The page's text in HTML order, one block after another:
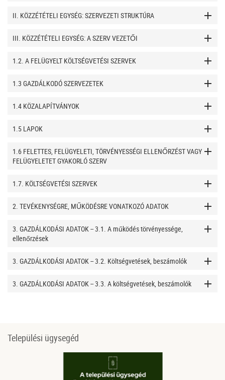
II. KÖZZÉTÉTELI EGYSÉG: SZERVEZETI STRUKTÚRA
III. KÖZZÉTÉTELI EGYSÉG: A SZERV VEZETŐI
1.2. A FELÜGYELT KÖLTSÉGVETÉSI SZERVEK
1.3 GAZDÁLKODÓ SZERVEZETEK
1.4 KÖZALAPÍTVÁNYOK
1.5 LAPOK
1.6 FELETTES, FELÜGYELETI, TÖRVÉNYESSÉGI ELLENŐRZÉST VAGY
FELÜGYELETET GYAKORLÓ SZERV
1.7. KÖLTSÉGVETÉSI SZERVEK
2. TEVÉKENYSÉGRE, MŰKÖDÉSRE VONATKOZÓ ADATOK
3. GAZDÁLKODÁSI ADATOK -- 3.1. A működés törvényessége,
ellenőrzések
3. GAZDÁLKODÁSI ADATOK -- 3.2. Költségvetések, beszámolók
3. GAZDÁLKODÁSI ADATOK -- 3.3. A költségvetések, beszámolók
Települési ügysegéd